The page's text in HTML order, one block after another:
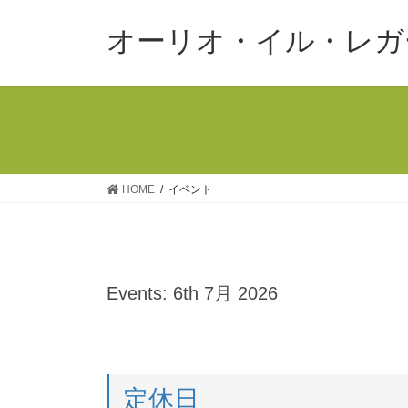
オーリオ・イル・レガ
HOME イベント
Events: 6th 7月 2026
定休日